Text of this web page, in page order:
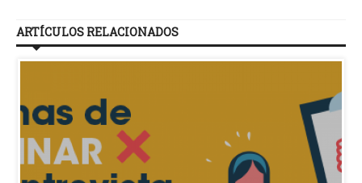
ARTÍCULOS RELACIONADOS